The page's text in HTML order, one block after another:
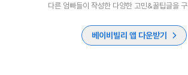
다른 엄빠들이 작성한 다양한 고민&꿀팁글을
베이비빌리 앱 다운받기